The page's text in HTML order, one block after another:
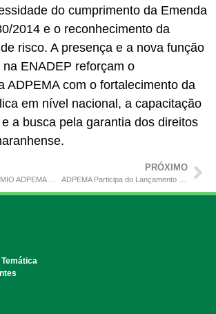
do cumprimento da Emenda
2014 e o reconhecimento da
risco. A presença e a nova função
ENADEP reforçam o
ADPEMA com o fortalecimento da
em nível nacional, a capacitação
a busca pela garantia dos direitos
PRÓXIMO